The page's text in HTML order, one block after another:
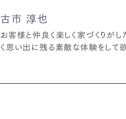
古市 淳也
お客様と仲良く楽しく家づくりが
く思い出に残る素敵な体験をして欲